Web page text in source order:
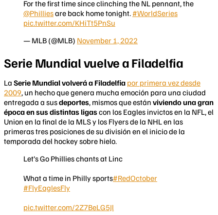
For the first time since clinching the NL pennant, the
@Philliesare back home tonight. #WorldSeries
pic.twitter.com/KHiTt5PnSu
— MLB (@MLB) November 1, 2022
Serie Mundial vuelve a Filadelfia
La Serie Mundial volverá a Filadelfia por primera vez desde
2009, un hecho que genera mucha emoción para una ciudad
entregada a susdeportes, mismos que están viviendo una gran
época en sus distintas ligascon los Eagles invictos en la NFL, el
Union en la final de la MLS y los Flyers de la NHL en las
primeras tres posiciones de su división en el inicio de la
temporada del hockey sobre hielo.
Let’s Go Phillies chants at Linc
What a time in Philly sports#RedOctober
#FlyEaglesFly
pic.twitter.com/2Z7BeLG5Jl